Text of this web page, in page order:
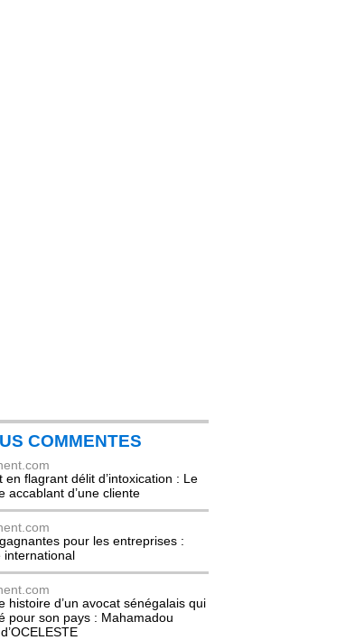
COMMENTES
en flagrant délit d’intoxication : Le
accablant d’une cliente
pour les entreprises :
international
histoire d’un avocat sénégalais qui
pour son pays : Mahamadou